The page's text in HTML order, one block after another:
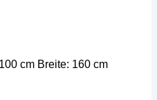
cm Breite: 160 cm